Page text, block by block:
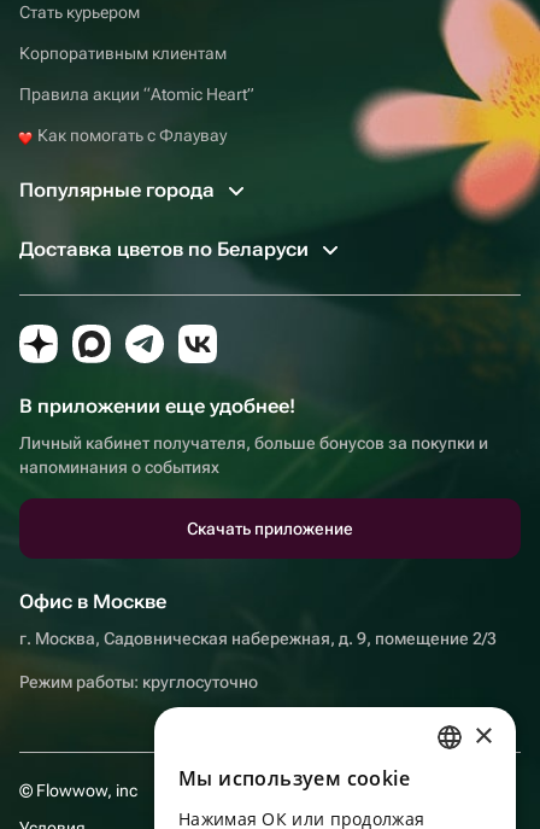
Стать курьером
Корпоративным клиентам
Правила акции “Atomic Heart”
Как помогать с Флаувау
Популярные города
Доставка цветов по Беларуси
В приложении еще удобнее!
Личный кабинет получателя, больше бонусов за покупки и
напоминания о событиях
Скачать приложение
Офис в Москве
г. Москва, Садовническая набережная, д. 9, помещение 2/3
Режим работы: круглосуточно
© Flowwow, inc
ENGLISH
×
Мы используем сookie
Нажимая ОК или продолжая